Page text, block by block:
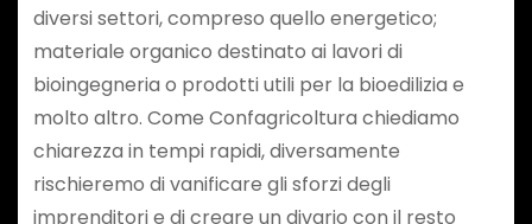
diversi settori, compreso quello energetico;
materiale organico destinato ai lavori di
bioingegneria o prodotti utili per la bioedilizia e
molto altro. Come Confagricoltura chiediamo
chiarezza in tempi rapidi, diversamente
rischieremo di vanificare gli sforzi degli
imprenditori e di creare un divario con il resto